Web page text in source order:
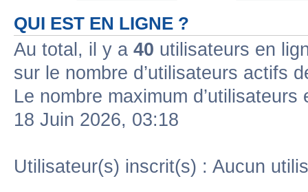
QUI EST EN LIGNE ?
Au total, il y a 40 utilisateurs en
sur le nombre d’utilisateurs actifs
Le nombre maximum
18 Juin 2026, 03:18
Utilisateur(s) inscrit(s) : Aucun